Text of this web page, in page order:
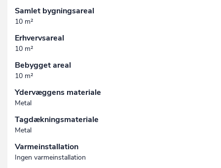
Samlet bygningsareal
10 m²
Erhvervsareal
10 m²
Bebygget areal
10 m²
Ydervæggens materiale
Metal
Tagdækningsmateriale
Metal
Varmeinstallation
Ingen varmeinstallation